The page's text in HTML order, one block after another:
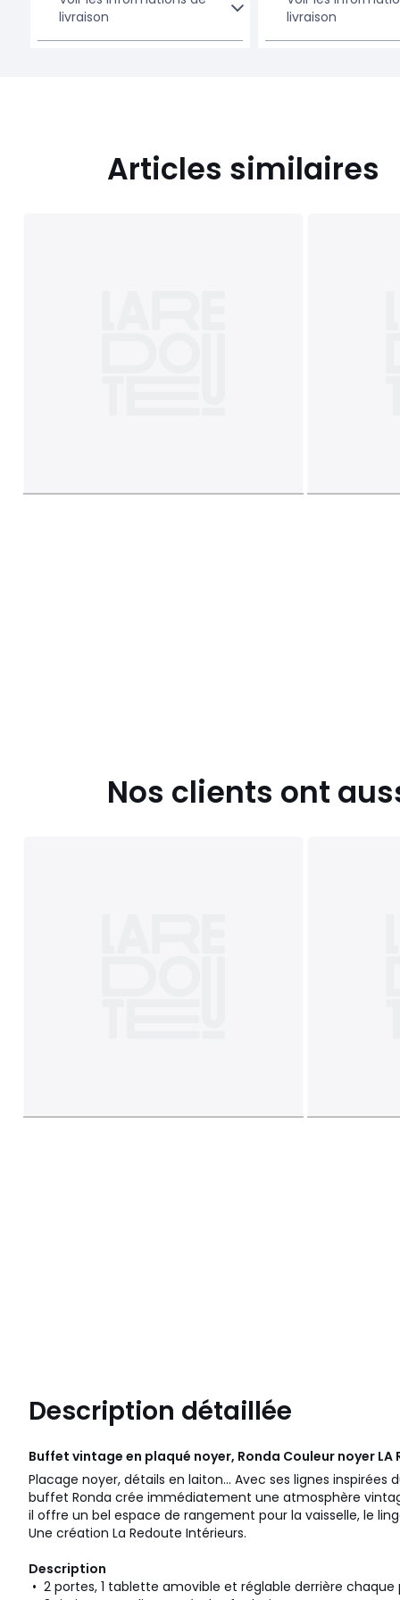
livraison
livraison
Articles similaires
Nos clients ont
Description détaillée
Buffet vintage en plaqué noyer, Ronda Couleur noyer LA
Placage noyer, détails en laiton... Avec ses lignes inspirées
buffet Ronda crée immédiatement une atmosphère
il offre un bel espace de rangement pour la vaisselle, le
Une création La Redoute Intérieurs.
Description
• 2 portes, 1 tablette amovible et réglable derrière chaque